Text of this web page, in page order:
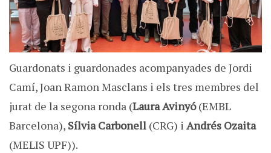
Guardonats i guardonades acompanyades de Jordi
Camí, Joan Ramon Masclans i els tres membres del
jurat de la segona ronda (Laura Avinyó(EMBL
Barcelona), Sílvia Carbonell (CRG) i Andrés Ozaita
(MELIS UPF)).